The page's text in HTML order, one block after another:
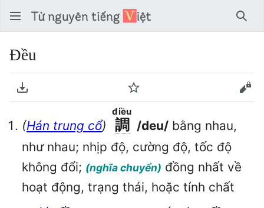
Tìm
Đều
Tải về PDF Theo dõi
(Hán trung cổ) 調
điều
/deu/ bằng nhau,
như nhau; nhịp độ, cường độ, tốc độ
không đổi; (nghĩa chuyển) đồng nhất về
hoạt động, trạng thái, hoặc tính chất